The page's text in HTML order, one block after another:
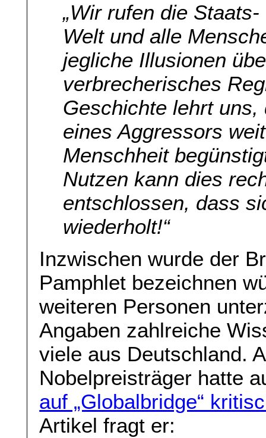
„Wir rufen die
Welt und alle
jegliche Illusionen
verbrecherisches
Geschichte lehrt
eines Aggressors
Menschheit
Nutzen kann dies
entschlossen, dass
wiederholt!“
Inzwischen wurde der
Pamphlet bezeichnen
weiteren Personen
Angaben zahlreiche
viele aus Deutschland.
Nobelpreisträger hatte
auf „Globalbridge“
Artikel fragt er: